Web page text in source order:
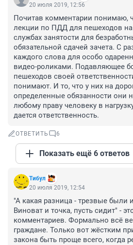
20 июля 2019, 12:56
Почитав комментарии понимаю,
лекции по ПДД для пешеходов на
службах занятости для
обязательной сдачей зачета. С
каждого слова для особо
видео-роликами. Подавляющее
пешеходов своей
понимают. И то, что у них на
определенные обязанности они
любому праву человеку в
дается ответственность.
ОТВЕТИТЬ 6
Показать ещё 6 ответов
Tибyл
20 июля 2019, 12:54
"А какая разница - трезвые были
Виноват и точка, пусть сидит" -
комментариев. Формально всё
граждане. Только вот жёстким
закона быть проще всего, когда